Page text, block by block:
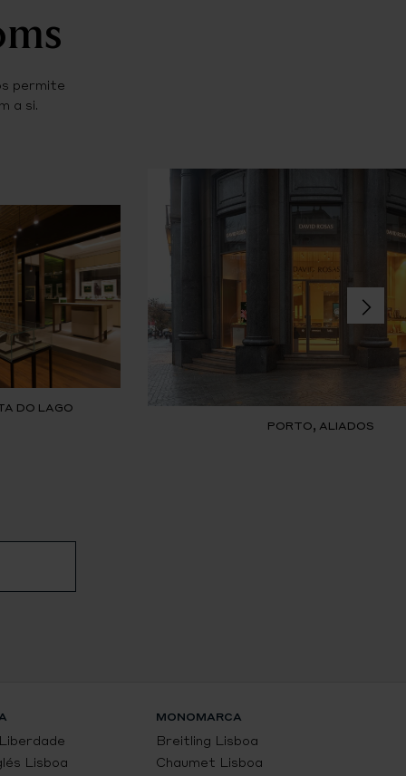
permite
a si.
DO LAGO
PORTO, ALIADOS
Lisboa
MONOMARCA
Breitling Lisboa
Chaumet Lisboa